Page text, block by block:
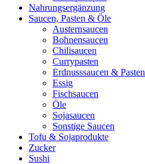
Nahrungsergänzung
Saucen, Pasten & Öle
Austernsaucen
Bohnensaucen
Chilisaucen
Currypasten
Erdnusssaucen & Pasten
Essig
Fischsaucen
Öle
Sojasaucen
Sonstige Saucen
Tofu & Sojaprodukte
Zucker
Sushi